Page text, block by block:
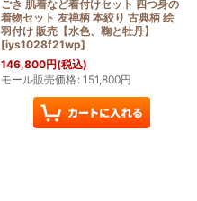
ごき 肌着など着付けセット 四つ身の
着物セット 友禅柄 本絞り 古典柄 絵
羽付け 販売【水色、鞠と牡丹】
[iys1028f21wp]
146,800円(税込)
モール販売価格: 151,800円